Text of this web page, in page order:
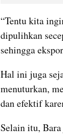
“Tentu kita
dipulihkan
sehingga
Hal ini juga
menuturkan,
dan efektif
Selain itu,